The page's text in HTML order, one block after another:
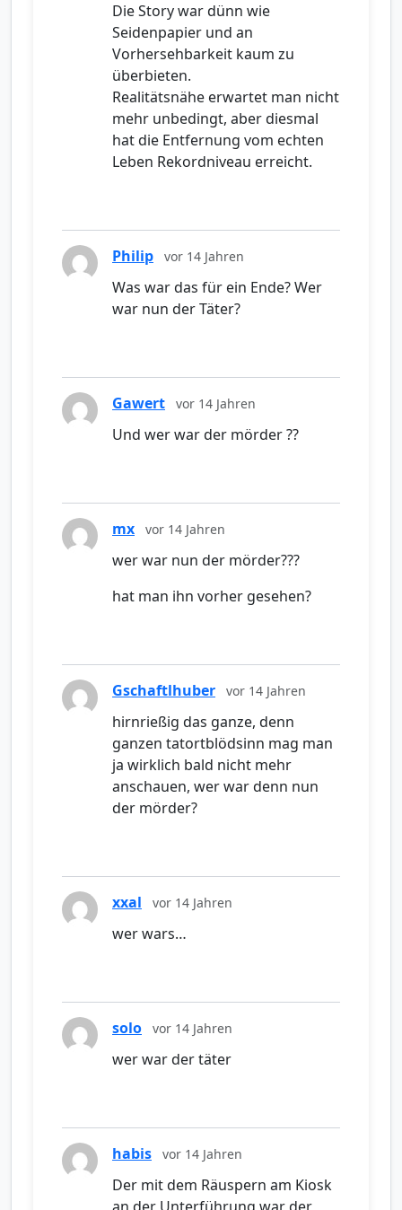
Die Story war dünn wie
Seidenpapier und an
Vorhersehbarkeit kaum zu
überbieten.
Realitätsnähe erwartet man nicht
mehr unbedingt, aber diesmal
hat die Entfernung vom echten
Leben Rekordniveau erreicht.
Philip vor 14 Jahren
Was war das für ein Ende? Wer
war nun der Täter?
Gawert vor 14 Jahren
Und wer war der mörder ??
mx vor 14 Jahren
wer war nun der mörder???
hat man ihn vorher gesehen?
Gschaftlhuber vor 14 Jahren
hirnrießig das ganze, denn
ganzen tatortblödsinn mag man
ja wirklich bald nicht mehr
anschauen, wer war denn nun
der mörder?
xxal vor 14 Jahren
wer wars…
solo vor 14 Jahren
wer war der täter
habis vor 14 Jahren
Der mit dem Räuspern am Kiosk